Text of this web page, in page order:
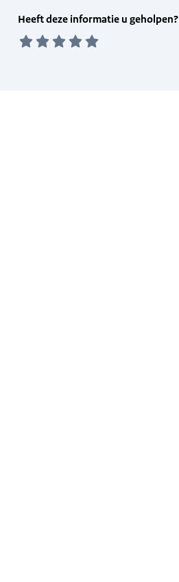
Feedback
form
Heeft deze informatie u geholpen?